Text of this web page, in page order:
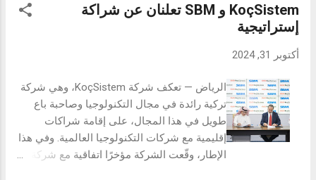
الكهرباء العراقية وشركة جنرال إلكتريك ڤيرنوڤا
المحطات جزءاً من استراتيجية وزارة الكهرباء
التي تتضمن بناء وتشغيل 10 محطات ثانوية من
شأنها ان تحقق سعات وأتاحات عالية لقطاع نقل
الطاقة بالتعاون مع جنرال إلكتريك ڤيرنوڤا
لتحسين استقرار شبكات الضغط العالي والفائق
، وتعزيز كفاءتها، بالإضافة إلى دعم جهود الربط
KoçSistem و SBM تعلنان عن شراكة
إستراتيجية
أكتوبر 31, 2024
الرياض — تعكف شركة KoçSistem، وهي شركة
تركية رائدة في مجال التكنولوجيا وصاحبة باع
طويل في هذا المجال، على إقامة شراكات
إقليمية مع شركات التكنولوجيا العالمية. وفي هذا
الإطار، وقّعت الشركة مؤخرًا اتفاقية مع شركة